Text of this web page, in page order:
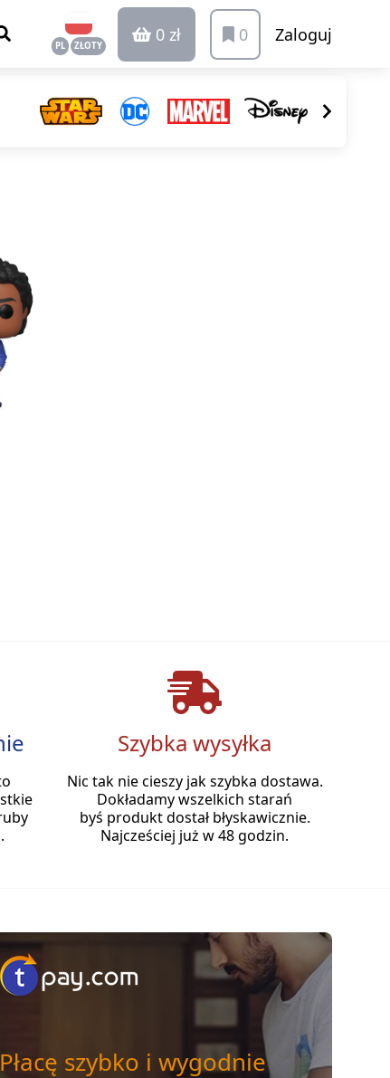
PL ZŁOTY
0 zł 0 Zaloguj
Szybka wysyłka
Nic tak nie cieszy jak szybka dostawa.
Dokładamy wszelkich starań
byś produkt dostał błyskawicznie.
Najcześciej już w 48 godzin.
Płacę szybko i wygodnie